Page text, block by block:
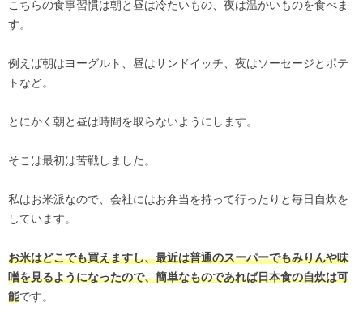
こちらの食事習慣は朝と昼は冷たいもの、夜は温かいものを食べま
す。
例えば朝はヨーグルト、昼はサンドイッチ、夜はソーセージとポテ
トなど。
とにかく朝と昼は時間を取らないようにします。
そこは最初は苦戦しました。
私はお米派なので、会社にはお弁当を持って行ったりと毎日自炊を
しています。
お米はどこでも買えますし、最近は普通のスーパーでもみりんや味
噌を見るようになったので、簡単なものであれば日本食の自炊は可
能です。